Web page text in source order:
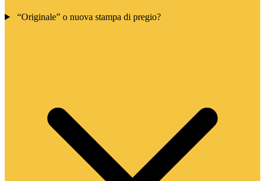
“Originale” o nuova stampa di pregio?